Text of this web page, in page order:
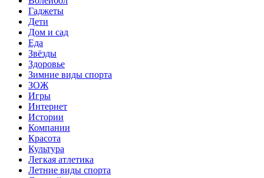
Гаджеты
Дети
Дом и сад
Еда
Звёзды
Здоровье
Зимние виды спорта
ЗОЖ
Игры
Интернет
Истории
Компании
Красота
Культура
Легкая атлетика
Летние виды спорта